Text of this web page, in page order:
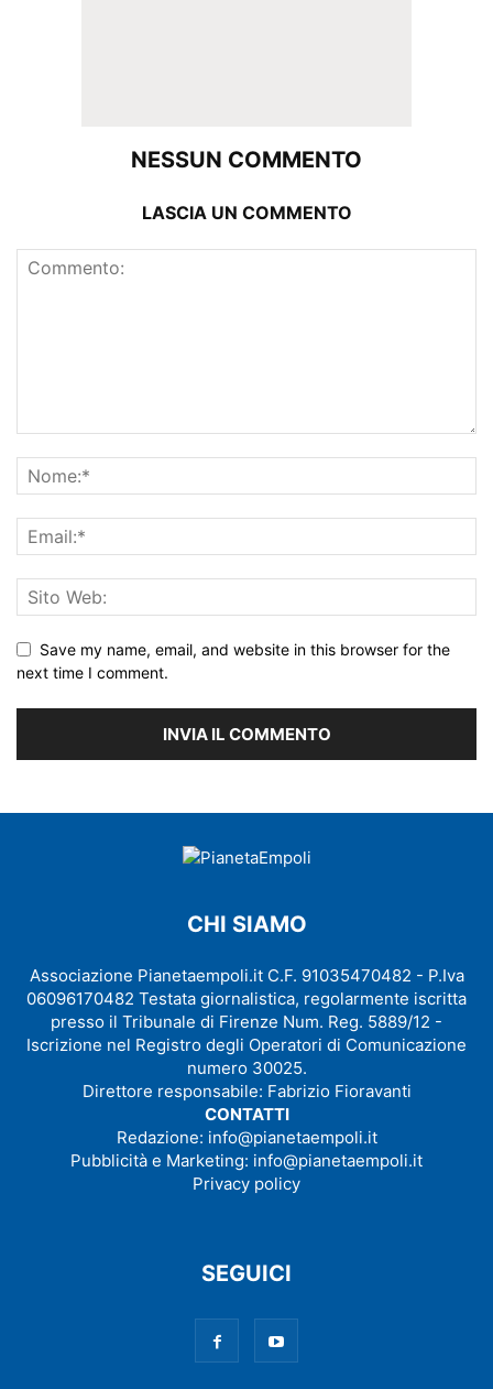
NESSUN COMMENTO
LASCIA UN COMMENTO
Save my name, email, and website in this browser for the
next time I comment.
CHI SIAMO
Associazione Pianetaempoli.it C.F. 91035470482 - P.Iva
06096170482 Testata giornalistica, regolarmente iscritta
presso il Tribunale di Firenze Num. Reg. 5889/12 -
Iscrizione nel Registro degli Operatori di Comunicazione
numero 30025.
Direttore responsabile: Fabrizio Fioravanti
CONTATTI
Redazione: info@pianetaempoli.it
Pubblicità e Marketing: info@pianetaempoli.it
Privacy policy
SEGUICI